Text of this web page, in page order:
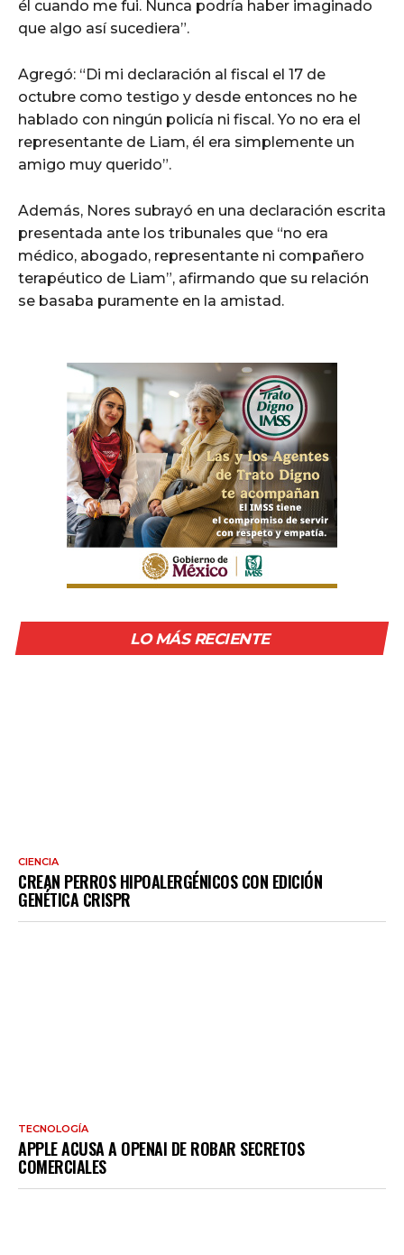
él cuando me fui. Nunca podría haber imaginado
que algo así sucediera”.
Agregó: “Di mi declaración al fiscal el 17 de
octubre como testigo y desde entonces no he
hablado con ningún policía ni fiscal. Yo no era el
representante de Liam, él era simplemente un
amigo muy querido”.
Además, Nores subrayó en una declaración escrita
presentada ante los tribunales que “no era
médico, abogado, representante ni compañero
terapéutico de Liam”, afirmando que su relación
se basaba puramente en la amistad.
LO MÁS RECIENTE
CIENCIA
CREAN PERROS HIPOALERGÉNICOS CON EDICIÓN
GENÉTICA CRISPR
TECNOLOGÍA
APPLE ACUSA A OPENAI DE ROBAR SECRETOS
COMERCIALES